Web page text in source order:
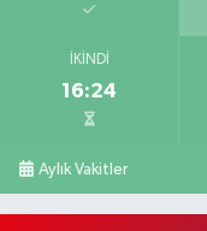
İKINDI
16:24
Aylık Vakitler